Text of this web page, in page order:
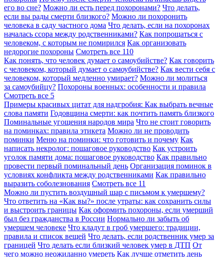
его во сне? Можно ли есть перед похоронами? Что делать,
если вы рады смерти близкого? Можно ли похоронить
человека в саду частного дома Что делать, если на похоронах
началась ссора между родственниками? Как попрощаться с
человеком, с которым не помирился Как организовать
недорогие похороны Смотреть все 110
Как понять, что человек думает о самоубийстве? Как говорить
с человеком, который думает о самоубийстве? Как вести себя с
человеком, который медленно умирает? Можно ли молиться
за самоубийцу? Похороны военных: особенности и правила
Смотреть все 5
Примеры красивых цитат для надгробия: Как выбрать вечные
слова памяти Годовщина смерти: как почтить память близкого
Поминальные угощения народов мира Что не стоит говорить
на поминках: правила этикета Можно ли не проводить
поминки Меню на поминки: что готовить и почему Как
написать некролог: пошаговое руководство Как устроить
уголок памяти дома: пошаговое руководство Как правильно
провести первый поминальный день Организация поминок в
условиях конфликта между родственниками Как правильно
выразить соболезнования Смотреть все 11
Можно ли пустить воздушный шар с письмом к умершему?
Что ответить на «Как вы?» после утраты: как сохранить силы
и выстроить границы Как оформить похороны, если умерший
был без гражданства в России Нормально ли забыть об
умершем человеке Что кладут в гроб умершего: традиции,
правила и список вещей Что делать, если родственник умер за
границей Что делать если близкий человек умер в ДТП От
чего можно неожиданно умереть Как лучше отметить день